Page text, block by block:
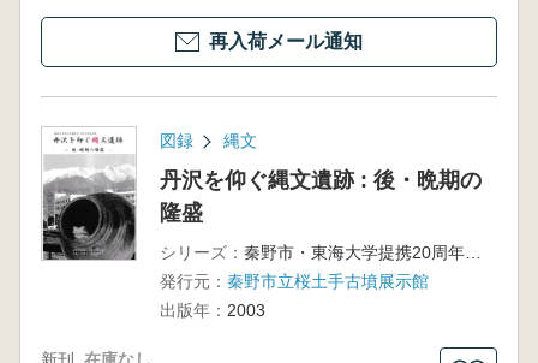
再入荷メール通知
図録 縄文
丹沢を仰ぐ縄文遺跡 : 後・晩期の
隆盛
シリーズ：
秦野市・東海大学提携20周年記念特別展
発行元： 秦野市立桜土手古墳展示館
出版年： 2003